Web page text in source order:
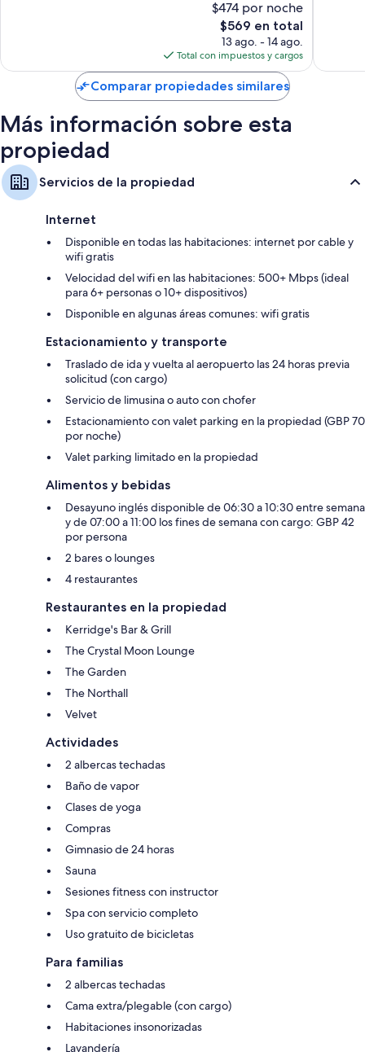
Las 279 habitaciones con muebles diferentes ofrecen amenidades, que
incluyen servicio a la habitación las 24 horas y ropa de cama de alta
calidad, además de otros detalles, como menú de almohadas y caja de
seguridad (con espacio para laptop).
Otros servicios que también encontrarás incluyen:
extra/plegables (con cargo)
Baños con regaderas tipo lluvia y amenidades de baño de diseñador
Televisiones LCD con canales de televisión premium
Reciclaje, teteras eléctricas y servicio de limpieza diario
$474 por noche
El
precio
actual
es
de
$569
$569 en total
13 ago. - 14 ago.
Total con impuestos y cargos
Comparar propiedades similares
Más información sobre esta
propiedad
Servicios de la propiedad
Internet
Disponible en todas las habitaciones: internet por cable y
wifi gratis
Velocidad del wifi en las habitaciones: 500+ Mbps (ideal
para 6+ personas o 10+ dispositivos)
Disponible en algunas áreas comunes: wifi gratis
Estacionamiento y transporte
Traslado de ida y vuelta al aeropuerto las 24 horas previa
solicitud (con cargo)
Servicio de limusina o auto con chofer
Estacionamiento con valet parking en la propiedad (GBP 70
por noche)
Valet parking limitado en la propiedad
Alimentos y bebidas
Desayuno inglés disponible de 06:30 a 10:30 entre semana
y de 07:00 a 11:00 los fines de semana con cargo: GBP 42
por persona
2 bares o lounges
4 restaurantes
Restaurantes en la propiedad
Kerridge's Bar & Grill
The Crystal Moon Lounge
The Garden
The Northall
Velvet
Actividades
2 albercas techadas
Baño de vapor
Clases de yoga
Compras
Gimnasio de 24 horas
Sauna
Sesiones fitness con instructor
Spa con servicio completo
Uso gratuito de bicicletas
Para familias
2 albercas techadas
Cama extra/plegable (con cargo)
Habitaciones insonorizadas
Lavandería